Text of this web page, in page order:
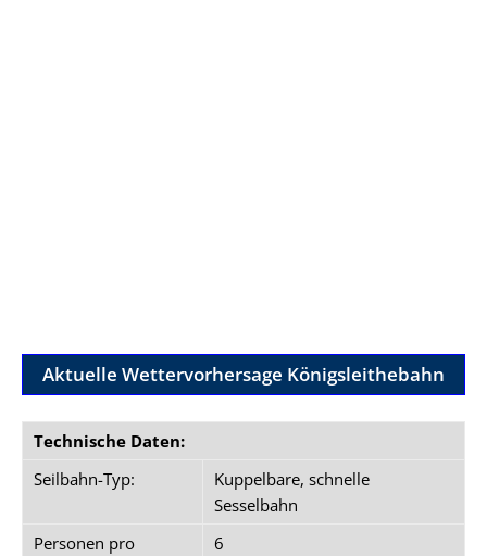
Aktuelle Wettervorhersage Königsleithebahn
Technische Daten:
Seilbahn-Typ:
Kuppelbare, schnelle
Sesselbahn
Personen pro
6